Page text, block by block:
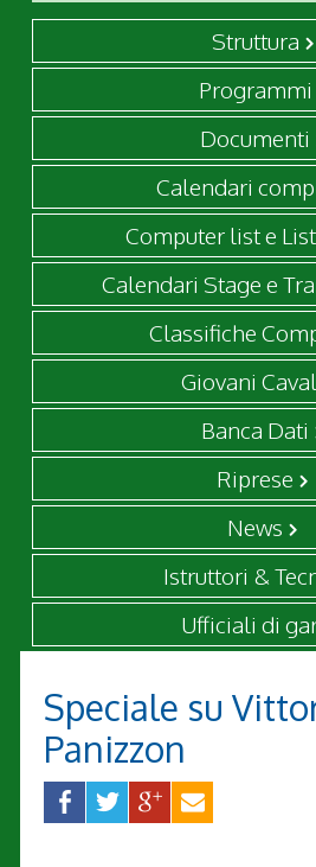
Struttura
Programmi
Documenti
Calendari
Computer list e
Calendari Stage e
Classifiche
Giovani
Banca Dati
Riprese
News
Istruttori &
Ufficiali di
Speciale su
Panizzon